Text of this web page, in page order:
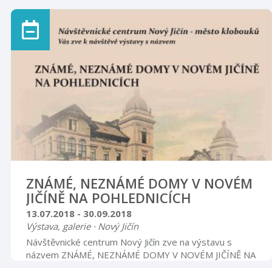
šatů, kostýmů, večerních rob doplňují ukázky dobových
doplňků - klobouků, kabelek, rukavic, obuvi a šperků.
Návštěvníci budou moci nahlédnout do dámského
krejčovského salónu a seznámit se s prací návrhářek,
švadlen a modistek. Vernisáž výstavy se uskuteční ve
středu 20. června 2018 v ...
ZNÁMÉ, NEZNÁMÉ DOMY V NOVÉM
JIČÍNĚ NA POHLEDNICÍCH
13.07.2018 - 30.09.2018
Výstava, galerie · Nový Jičín
Návštěvnické centrum Nový Jičín zve na výstavu s
názvem ZNÁMÉ, NEZNÁMÉ DOMY V NOVÉM JIČÍNĚ NA